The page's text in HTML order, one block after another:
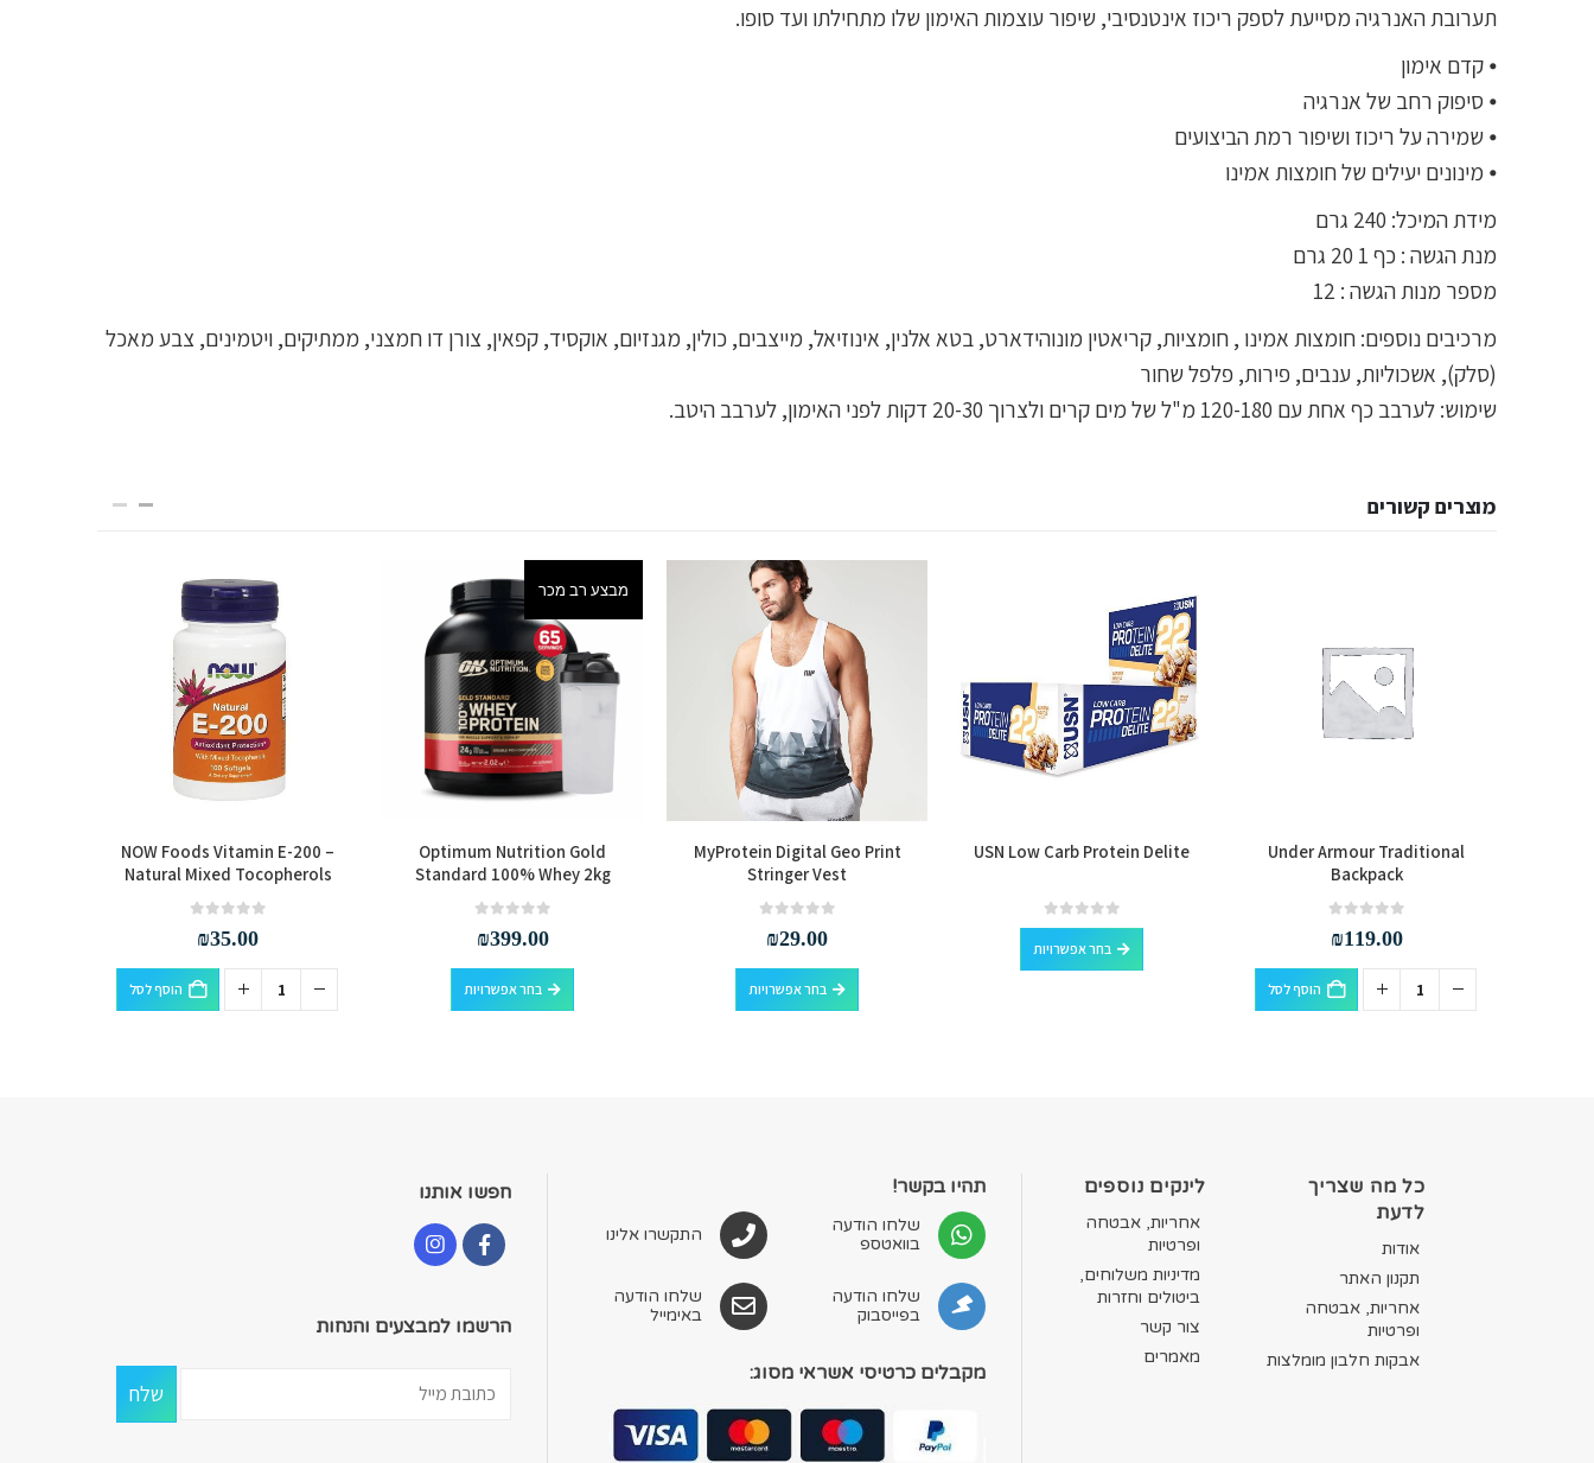
תערובת האנרגיה מסייעת לספק ריכוז אינטנסיבי, שיפור עוצמות האימון שלו מתחילתו ועד סופו.
⦁ קדם אימון
⦁ סיפוק רחב של אנרגיה
⦁ שמירה על ריכוז ושיפור רמת הביצועים
⦁ מינונים יעילים של חומצות אמינו
מידת המיכל: 240 גרם
מנת הגשה : כף 1 20 גרם
מספר מנות הגשה : 12
מרכיבים נוספים: חומצות אמינו , חומציות, קריאטין מונוהידארט, בטא אלנין, אינוזיאל, מייצבים, כולין, מגנזיום, אוקסיד, קפאין, צורן דו חמצני, ממתיקים, ויטמינים, צבע מאכל
(סלק), אשכוליות, ענבים, פירות, פלפל שחור
שימוש: לערבב כף אחת עם 120-180 מ"ל של מים קרים ולצרוך 20-30 דקות לפני האימון, לערבב היטב.
מוצרים קשורים
Under Armour Traditional
Backpack
₪119.00
הוסף לסל
USN Low Carb Protein Delite
0
out of 5
בחר אפשרויות
למוצר זה יש מספר סוגים. ניתן לבחור את האפשרויות בעמוד המוצר
MyProtein Digital Geo Print
Stringer Vest
₪29.00
בחר אפשרויות
למוצר זה יש מספר סוגים. ניתן לבחור את האפשרויות בעמוד המוצר
מבצע רב מכר
Optimum Nutrition Gold
Standard 100% Whey 2kg
₪399.00
בחר אפשרויות
למוצר זה יש מספר סוגים. ניתן לבחור את האפשרויות בעמוד המוצר
NOW Foods Vitamin E-200 –
Natural Mixed Tocopherols
₪35.00
הוסף לסל
כל מה שצריך
לדעת
אודות
תקנון האתר
אחריות, אבטחה
ופרטיות
אבקות חלבון מומלצות
לינקים נוספים
אחריות, אבטחה
ופרטיות
מדיניות משלוחים,
ביטולים וחזרות
צור קשר
מאמרים
תהיו בקשר!
שלחו הודעה
בוואטספ
שלחו הודעה
בפייסבוק
התקשרו אלינו
שלחו הודעה
באימייל
מקבלים כרטיסי אשראי מסוג:
חפשו אותנו
הרשמו למבצעים והנחות